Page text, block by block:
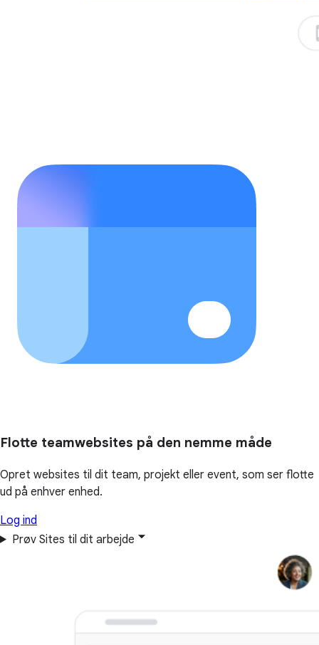
Flotte teamwebsites på den nemme måde
Opret websites til dit team, projekt eller event, som ser flotte
ud på enhver enhed.
Log ind
Prøv Sites til dit arbejde